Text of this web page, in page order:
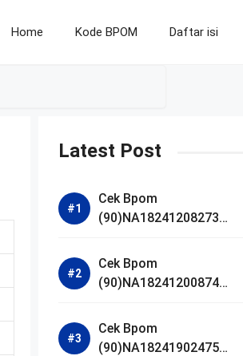
Home Kode BPOM Daftar isi
Latest Post
Cek Bpom
(90)NA18241208273
Bright Radiance Face
Wash
Cek Bpom
(90)NA18241200874
Acne Calm Micellar Water
Cek Bpom
(90)NA18241902475